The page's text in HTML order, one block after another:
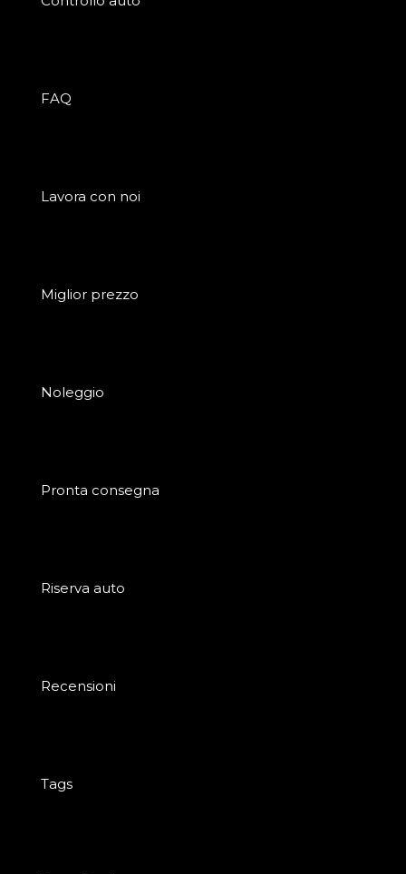
FAQ
Lavora con noi
Miglior prezzo
Noleggio
Pronta consegna
Riserva auto
Recensioni
Tags